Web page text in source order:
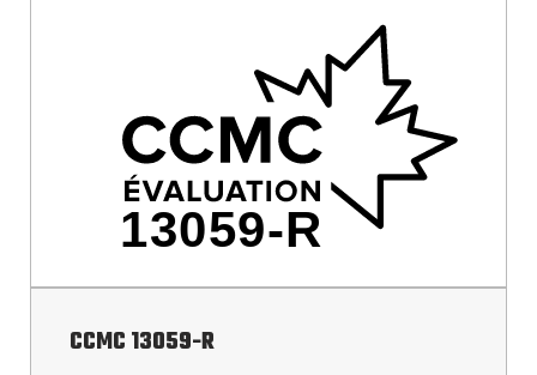
CCMC 13059-R